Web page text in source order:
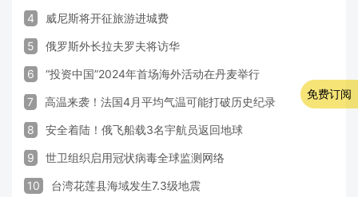
4 威尼斯将开征旅游进城费
5 俄罗斯外长拉夫罗夫将访华
6 “投资中国”2024年首场海外活动在丹麦举行
7 高温来袭！法国4月平均气温可能打破历史纪录
8 安全着陆！俄飞船载3名宇航员返回地球
9 世卫组织启用冠状病毒全球监测网络
10 台湾花莲县海域发生7.3级地震
免费订阅